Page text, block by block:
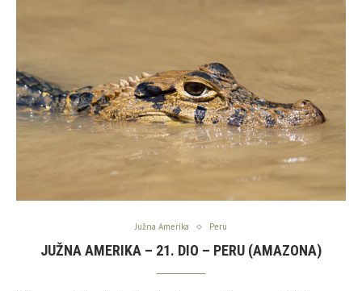
Južna Amerika Peru
JUŽNA AMERIKA – 21. DIO – PERU (AMAZONA)